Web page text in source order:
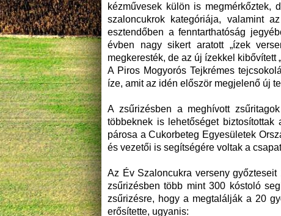
kézművesek külön is megmérkőztek,
szaloncukrok kategóriája, valamint
esztendőben a fenntarthatóság
évben nagy sikert aratott „ízek
megkeresték, de az új ízekkel kibővített
A Piros Mogyorós Tejkrémes
íze, amit az idén először megjelenő új
A zsűrizésben a meghívott
többeknek is lehetőséget
párosa a Cukorbeteg Egyesületek
és vezetői is segítségére voltak a
Az Év Szaloncukra verseny
zsűrizésben több mint 300 kóstoló
zsűrizésre, hogy a megtalálják a 20
erősítette, ugyanis: